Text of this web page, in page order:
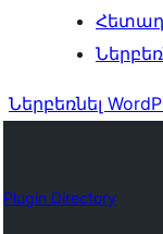
Ներբեռնել
Plugin Directory